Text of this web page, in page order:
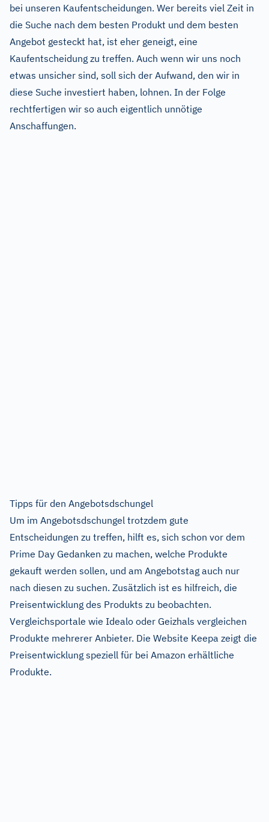
bei unseren Kaufentscheidungen. Wer bereits viel Zeit in
die Suche nach dem besten Produkt und dem besten
Angebot gesteckt hat, ist eher geneigt, eine
Kaufentscheidung zu treffen. Auch wenn wir uns noch
etwas unsicher sind, soll sich der Aufwand, den wir in
diese Suche investiert haben, lohnen. In der Folge
rechtfertigen wir so auch eigentlich unnötige
Anschaffungen.
Tipps für den Angebotsdschungel
Um im Angebotsdschungel trotzdem gute
Entscheidungen zu treffen, hilft es, sich schon vor dem
Prime Day Gedanken zu machen, welche Produkte
gekauft werden sollen, und am Angebotstag auch nur
nach diesen zu suchen. Zusätzlich ist es hilfreich, die
Preisentwicklung des Produkts zu beobachten.
Vergleichsportale wie Idealo oder Geizhals vergleichen
Produkte mehrerer Anbieter. Die Website Keepa zeigt die
Preisentwicklung speziell für bei Amazon erhältliche
Produkte.